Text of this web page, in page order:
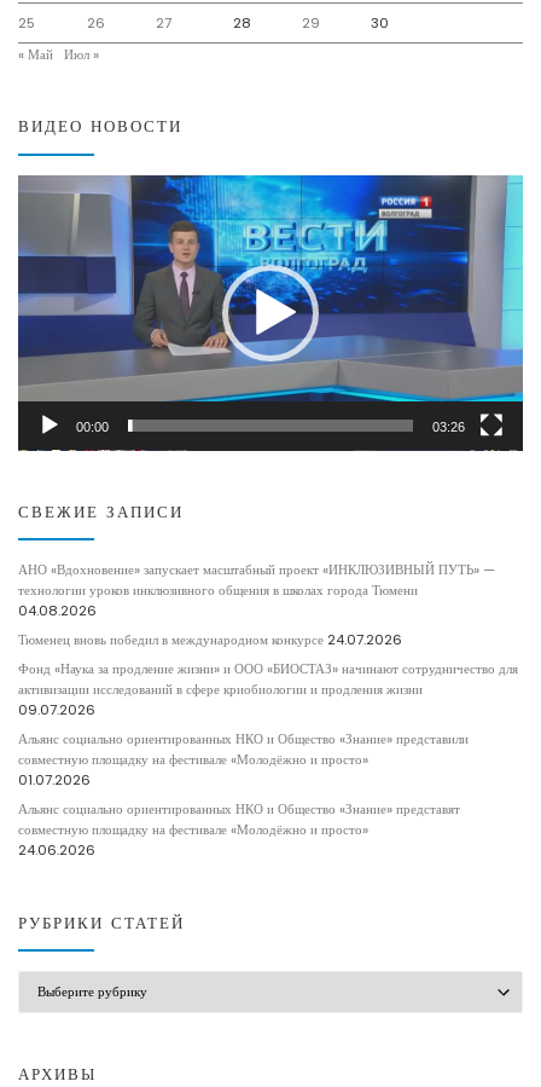
25 26 27 28 29
30
« Май Июл »
ВИДЕО НОВОСТИ
00:00 03:26
СВЕЖИЕ ЗАПИСИ
АНО «Вдохновение» запускает масштабный проект «ИНКЛЮЗИВНЫЙ ПУТЬ» —
технологии уроков инклюзивного общения в школах города Тюмени
04.08.2026
Тюменец вновь победил в международном конкурсе 24.07.2026
Фонд «Наука за продление жизни» и ООО «БИОСТАЗ» начинают сотрудничество для
активизации исследований в сфере криобиологии и продления жизни
09.07.2026
Альянс социально ориентированных НКО и Общество «Знание» представили
совместную площадку на фестивале «Молодёжно и просто»
01.07.2026
Альянс социально ориентированных НКО и Общество «Знание» представят
совместную площадку на фестивале «Молодёжно и просто»
24.06.2026
РУБРИКИ СТАТЕЙ
АРХИВЫ